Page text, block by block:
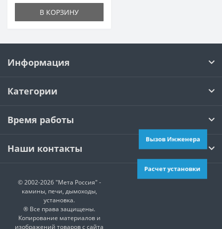
В КОРЗИНУ
Информация
Категории
Время работы
Наши контакты
© 2002-2026 "Мета Россия" -
камины, печи, дымоходы,
установка.
® Все права защищены.
Копирование материалов и
изображений товаров с сайта
Расчет установки
Вызов Инженера